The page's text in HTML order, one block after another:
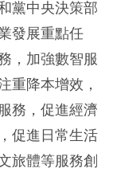
黨中央決策部
發展重點任
，加強數智服
重降本增效，
務，促進經濟
促進日常生活
旅體等服務創